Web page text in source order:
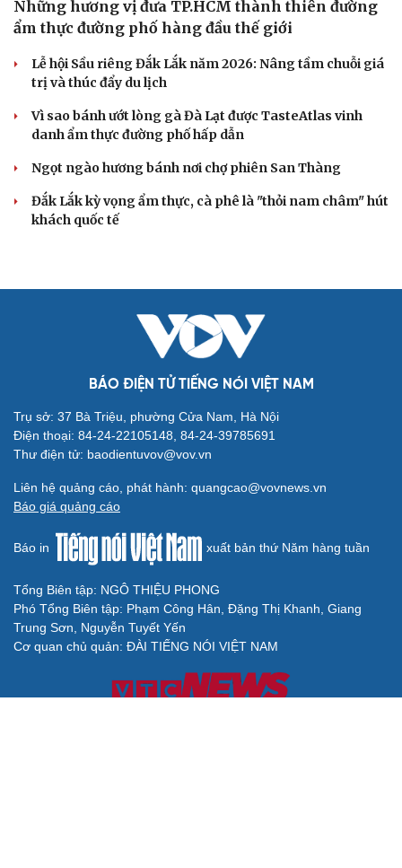
Những hương vị đưa TP.HCM thành thiên đường
ẩm thực đường phố hàng đầu thế giới
Lễ hội Sầu riêng Đắk Lắk năm 2026: Nâng tầm chuỗi giá
trị và thúc đẩy du lịch
Vì sao bánh ướt lòng gà Đà Lạt được TasteAtlas vinh
danh ẩm thực đường phố hấp dẫn
Ngọt ngào hương bánh nơi chợ phiên San Thàng
Đắk Lắk kỳ vọng ẩm thực, cà phê là "thỏi nam châm" hút
khách quốc tế
BÁO ĐIỆN TỬ TIẾNG NÓI VIỆT NAM
Trụ sở: 37 Bà Triệu, phường Cửa Nam, Hà Nội
Điện thoại: 84-24-22105148, 84-24-39785691
Thư điện tử: baodientuvov@vov.vn
Liên hệ quảng cáo, phát hành: quangcao@vovnews.vn
Báo giá quảng cáo
Báo in xuất bản thứ Năm hàng tuần
Tổng Biên tập: NGÔ THIỆU PHONG
Phó Tổng Biên tập: Phạm Công Hân, Đặng Thị Khanh, Giang
Trung Sơn, Nguyễn Tuyết Yến
Cơ quan chủ quản: ĐÀI TIẾNG NÓI VIỆT NAM